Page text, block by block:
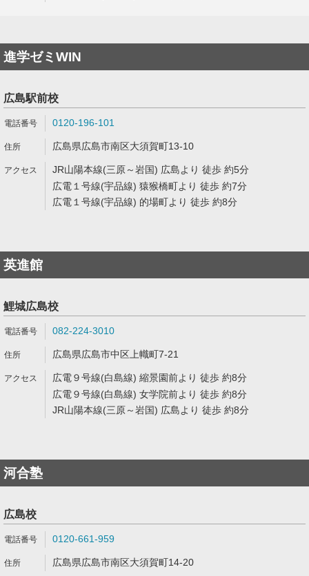
進学ゼミWIN
広島駅前校
0120-196-101
広島県広島市南区大須賀町13-10
JR山陽本線(三原～岩国) 広島より 徒歩 約5分
広電１号線(宇品線) 猿猴橋町より 徒歩 約7分
広電１号線(宇品線) 的場町より 徒歩 約8分
英進館
鯉城広島校
082-224-3010
広島県広島市中区上幟町7-21
広電９号線(白島線) 縮景園前より 徒歩 約8分
広電９号線(白島線) 女学院前より 徒歩 約8分
JR山陽本線(三原～岩国) 広島より 徒歩 約8分
河合塾
広島校
0120-661-959
広島県広島市南区大須賀町14-20